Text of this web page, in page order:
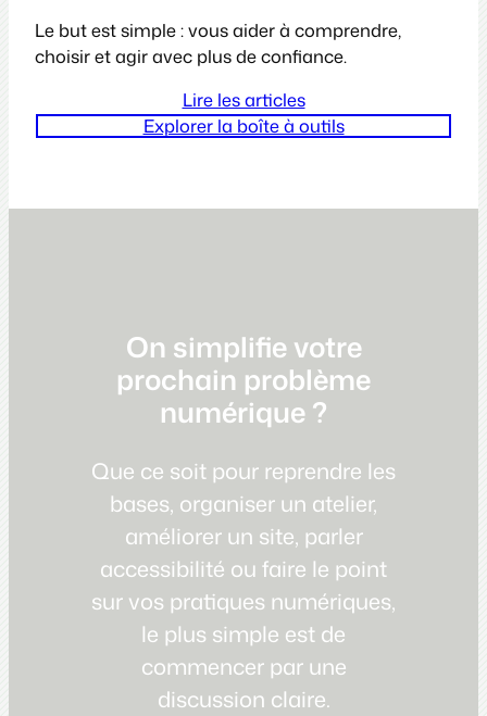
Le but est simple : vous aider à comprendre,
choisir et agir avec plus de confiance.
Lire les articles
Explorer la boîte à outils
On simplifie votre
prochain problème
numérique ?
Que ce soit pour reprendre les
bases, organiser un atelier,
améliorer un site, parler
accessibilité ou faire le point
sur vos pratiques numériques,
le plus simple est de
commencer par une
discussion claire.